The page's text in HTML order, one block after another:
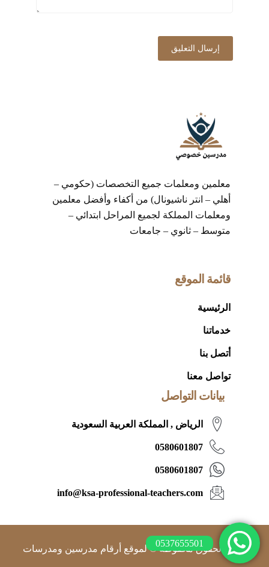
معلمين ومعلمات جميع التخصصات (حكومي –
أهلي – انتر ناشيونال) من أكفاء وأفضل معلمين
ومعلمات المملكة لجميع المراحل ابتدائي –
متوسط – ثانوي – جامعات
قائمة الموقع
الرئيسية
خدماتنا
أتصل بنا
تواصل معنا
بيانات التواصل
الرياض , المملكة العربية السعودية
0580601807
0580601807
info@ksa-professional-teachers.com
جميع الحقوق محفوظة © لموقع أرقام مدرسين ومدرسات
0537655501